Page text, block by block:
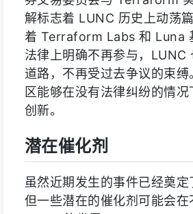
解标志着 LUNC 历史上动荡
着 Terraform Labs 和 Luna
法律上明确不再参与，LUNC
道路，不再受过去争议的束缚
区能够在没有法律纠纷的情况
创新。
潜在催化剂
虽然近期发生的事件已经奠定
但一些潜在的催化剂可能会在